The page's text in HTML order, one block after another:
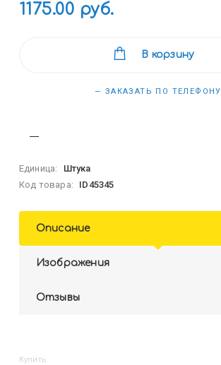
1175.00 руб.
В корзину
— ЗАКАЗАТЬ ПО ТЕЛЕФОНУ
Единица:
Штука
Код товара:
ID45345
Описание
Изображения
Отзывы
Купить